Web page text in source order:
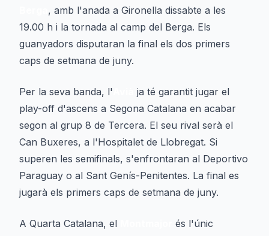
, amb l'anada a Gironella dissabte a les
19.00 h i la tornada al camp del Berga. Els
guanyadors disputaran la final els dos primers
caps de setmana de juny.
Per la seva banda, l'
ja té garantit jugar el
play-off d'ascens a Segona Catalana en acabar
segon al grup 8 de Tercera. El seu rival serà el
Can Buxeres, a l'Hospitalet de Llobregat. Si
superen les semifinals, s'enfrontaran al Deportivo
Paraguay o al Sant Genís-Penitentes. La final es
jugarà els primers caps de setmana de juny.
A Quarta Catalana, el
és l'únic